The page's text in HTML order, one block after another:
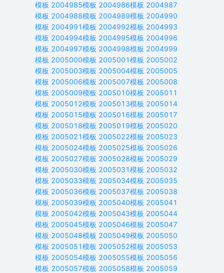
模板 2004985模板 2004986模板 2004987
模板 2004988模板 2004989模板 2004990
模板 2004991模板 2004992模板 2004993
模板 2004994模板 2004995模板 2004996
模板 2004997模板 2004998模板 2004999
模板 2005000模板 2005001模板 2005002
模板 2005003模板 2005004模板 2005005
模板 2005006模板 2005007模板 2005008
模板 2005009模板 2005010模板 2005011
模板 2005012模板 2005013模板 2005014
模板 2005015模板 2005016模板 2005017
模板 2005018模板 2005019模板 2005020
模板 2005021模板 2005022模板 2005023
模板 2005024模板 2005025模板 2005026
模板 2005027模板 2005028模板 2005029
模板 2005030模板 2005031模板 2005032
模板 2005033模板 2005034模板 2005035
模板 2005036模板 2005037模板 2005038
模板 2005039模板 2005040模板 2005041
模板 2005042模板 2005043模板 2005044
模板 2005045模板 2005046模板 2005047
模板 2005048模板 2005049模板 2005050
模板 2005051模板 2005052模板 2005053
模板 2005054模板 2005055模板 2005056
模板 2005057模板 2005058模板 2005059